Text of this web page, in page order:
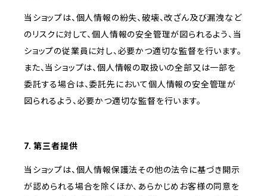
当ショップは、個人情報の紛失、破壊、改ざん及び漏洩など
のリスクに対して、個人情報の安全管理が図られるよう、当
ショップの従業員に対し、必要かつ適切な監督を行います。
また、当ショップは、個人情報の取扱いの全部又は一部を
委託する場合は、委託先において個人情報の安全管理が
図られるよう、必要かつ適切な監督を行います。
7. 第三者提供
当ショップは、個人情報保護法その他の法令に基づき開示
が認められる場合を除くほか、あらかじめお客様の同意を